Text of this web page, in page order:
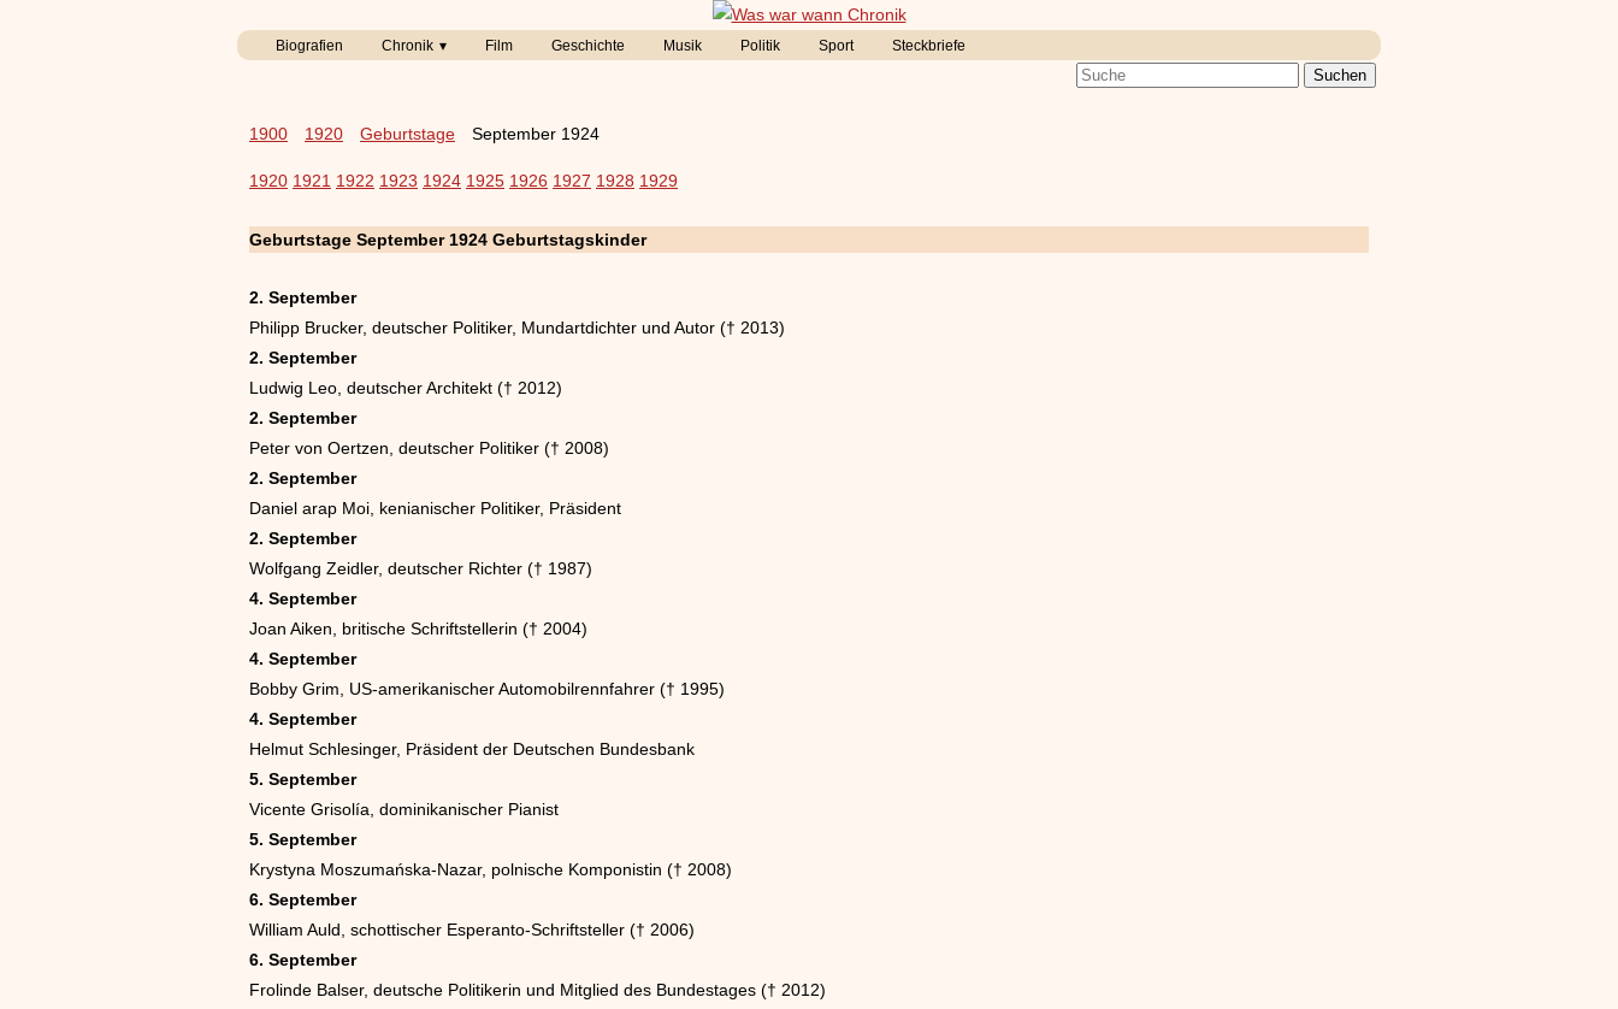
Biografien Chronik Film Geschichte Musik Politik Sport Steckbriefe
1900 1920 Geburtstage September 1924
1920 1921 1922 1923 1924 1925 1926 1927 1928 1929
Geburtstage September 1924 Geburtstagskinder
2. September
Philipp Brucker, deutscher Politiker, Mundartdichter und Autor († 2013)
2. September
Ludwig Leo, deutscher Architekt († 2012)
2. September
Peter von Oertzen, deutscher Politiker († 2008)
2. September
Daniel arap Moi, kenianischer Politiker, Präsident
2. September
Wolfgang Zeidler, deutscher Richter († 1987)
4. September
Joan Aiken, britische Schriftstellerin († 2004)
4. September
Bobby Grim, US-amerikanischer Automobilrennfahrer († 1995)
4. September
Helmut Schlesinger, Präsident der Deutschen Bundesbank
5. September
Vicente Grisolía, dominikanischer Pianist
5. September
Krystyna Moszumańska-Nazar, polnische Komponistin († 2008)
6. September
William Auld, schottischer Esperanto-Schriftsteller († 2006)
6. September
Frolinde Balser, deutsche Politikerin und Mitglied des Bundestages († 2012)